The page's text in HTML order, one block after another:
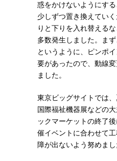
惑をかけないようにす
少しずつ置き換えてい
りと下りを入れ替える
多数発生しました。ま
というように、ピンポ
要があったので、動線
ました。
東京ビッグサイトでは
国際福祉機器展などの
ックマーケットの終了
催イベントに合わせて
障が出ないよう努めまし